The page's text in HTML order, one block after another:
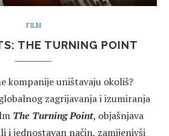
FILM
THE TURNING POINT
kompanije uništavaju okoliš?
zagrijavanja i izumiranja
The Turning Point, objašnjava
i jednostavan način, zamijenivši